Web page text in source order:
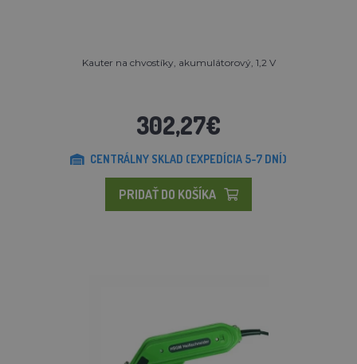
Kauter na chvostíky, akumulátorový, 1,2 V
302,27€
CENTRÁLNY SKLAD (EXPEDÍCIA 5-7 DNÍ)
PRIDAŤ DO KOŠÍKA